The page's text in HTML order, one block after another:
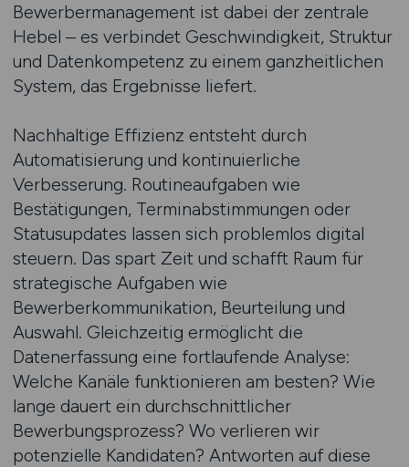
Bewerbermanagement ist dabei der zentrale
Hebel – es verbindet Geschwindigkeit, Struktur
und Datenkompetenz zu einem ganzheitlichen
System, das Ergebnisse liefert.
Nachhaltige Effizienz entsteht durch
Automatisierung und kontinuierliche
Verbesserung. Routineaufgaben wie
Bestätigungen, Terminabstimmungen oder
Statusupdates lassen sich problemlos digital
steuern. Das spart Zeit und schafft Raum für
strategische Aufgaben wie
Bewerberkommunikation, Beurteilung und
Auswahl. Gleichzeitig ermöglicht die
Datenerfassung eine fortlaufende Analyse:
Welche Kanäle funktionieren am besten? Wie
lange dauert ein durchschnittlicher
Bewerbungsprozess? Wo verlieren wir
potenzielle Kandidaten? Antworten auf diese